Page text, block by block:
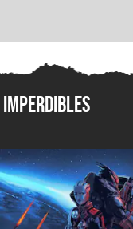
Imperdibles